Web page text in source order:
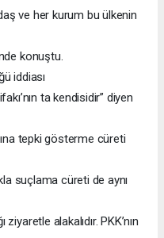
ve her kurum bu ülkenin
konuştu.
iddiası
ta kendisidir” diyen
tepki gösterme cüreti
suçlama cüreti de aynı
alakalıdır. PKK’nın